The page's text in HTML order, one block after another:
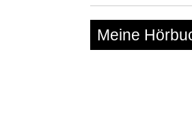
Meine